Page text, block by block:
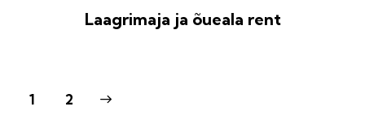
Laagrimaja ja õueala rent
1 2